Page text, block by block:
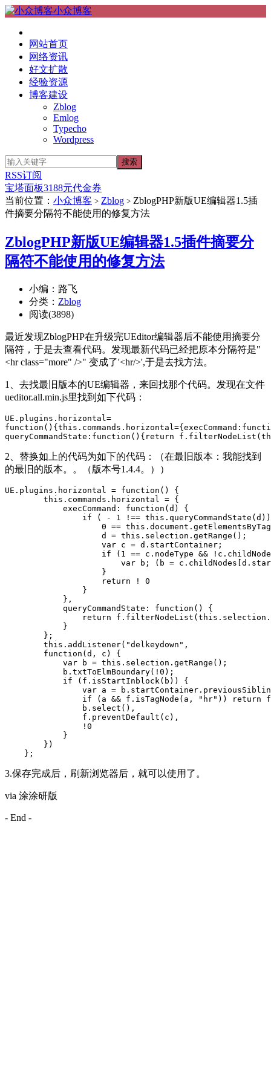
小众博客
网站首页
网络资讯
好文扩散
经验资源
博客建设
Zblog
Emlog
Typecho
Wordpress
RSS订阅
宝塔面板3188元代金券
当前位置： 小众博客 > Zblog > ZblogPHP新版UE编辑器1.5插
件摘要分隔符不能使用的修复方法
ZblogPHP新版UE编辑器1.5插件摘要分
隔符不能使用的修复方法
小编：路飞
分类： Zblog
阅读(3898)
最近发现ZblogPHP在升级完UEditor编辑器后不能使用摘要分
隔符，于是去查看代码。发现最新代码已经把原本分隔符是"
<hr class="more" />" 变成了'<hr/>',于是去找方法。
1、去找最旧版本的UE编辑器，来回找那个代码。发现在文件
ueditor.all.min.js里找到如下代码：
UE.plugins.horizontal=
queryCommandState:function(){return
2、替换如上的代码为如下的代码：（在最旧版本：我能找到
的最旧的版本。。（版本号1.4.4。））
UE.plugins.horizontal = function() {
this.commands.horizontal = {
execCommand: function(d) {
if ( - 1 !== this.queryCommandState(d))
0 ==
d = this.selection.getRange();
var c = d.startContainer;
if (1 == c.nodeType &&
var b; (b = c.childNodes[d.startOffset - 1]) &&
}
return ! 0
}
},
queryCommandState: function() {
return
}
};
this.addListener("delkeydown",
function(d, c) {
var b = this.selection.getRange();
b.txtToElmBoundary(!0);
if (f.isStartInblock(b)) {
var a =
if (a && f.isTagNode(a, "hr")) return
b.select(),
f.preventDefault(c),
!0
}
})
};
3.保存完成后，刷新浏览器后，就可以使用了。
via 涂涂研版
- End -